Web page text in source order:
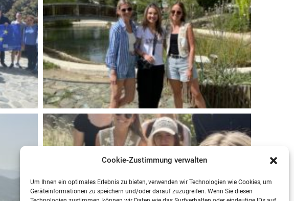
Cookie-Zustimmung verwalten
Um Ihnen ein optimales Erlebnis zu bieten, verwenden wir Technologien wie Cookies, um
Geräteinformationen zu speichern und/oder darauf zuzugreifen. Wenn Sie diesen